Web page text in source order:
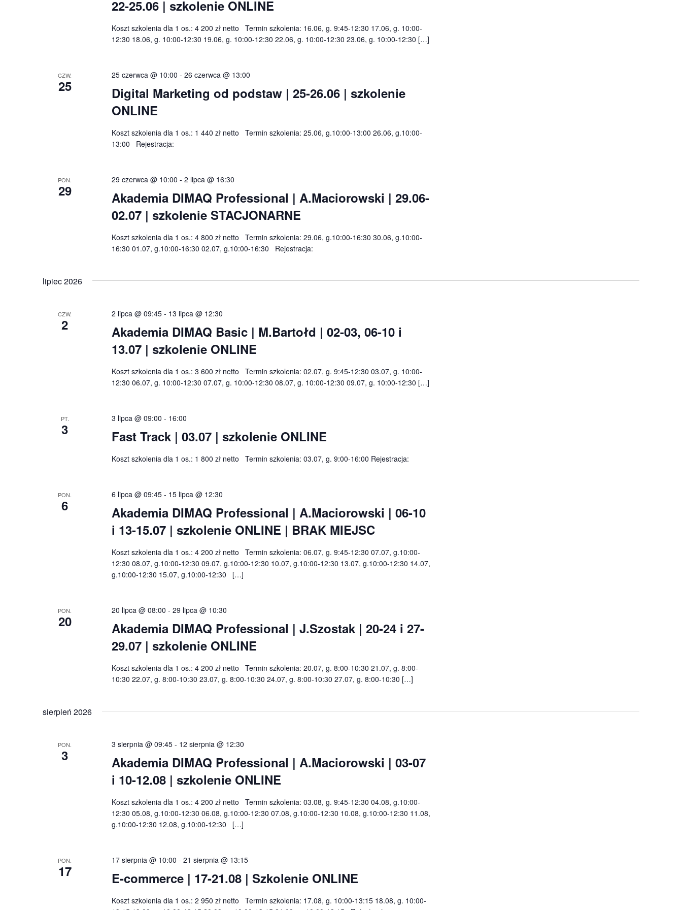
22-25.06 | szkolenie ONLINE
Koszt szkolenia dla 1 os.: 4 200 zł netto Termin szkolenia: 16.06, g. 9:45-12:30 17.06, g. 10:00-
12:30 18.06, g. 10:00-12:30 19.06, g. 10:00-12:30 22.06, g. 10:00-12:30 23.06, g. 10:00-12:30 […]
CZW.
25
Digital Marketing od podstaw | 25-26.06 | szkolenie
ONLINE
25 czerwca @ 10:00 - 26 czerwca @ 13:00
Koszt szkolenia dla 1 os.: 1 440 zł netto Termin szkolenia: 25.06, g.10:00-13:00 26.06, g.10:00-
13:00 Rejestracja:
PON.
29
Akademia DIMAQ Professional | A.Maciorowski | 29.06-
02.07 | szkolenie STACJONARNE
29 czerwca @ 10:00 - 2 lipca @ 16:30
Koszt szkolenia dla 1 os.: 4 800 zł netto Termin szkolenia: 29.06, g.10:00-16:30 30.06, g.10:00-
16:30 01.07, g.10:00-16:30 02.07, g.10:00-16:30 Rejestracja:
lipiec 2026
CZW.
2
Akademia DIMAQ Basic | M.Bartołd | 02-03, 06-10 i
13.07 | szkolenie ONLINE
2 lipca @ 09:45- 13 lipca @ 12:30
Koszt szkolenia dla 1 os.: 3 600 zł netto Termin szkolenia: 02.07, g. 9:45-12:30 03.07, g. 10:00-
12:30 06.07, g. 10:00-12:30 07.07, g. 10:00-12:30 08.07, g. 10:00-12:30 09.07, g. 10:00-12:30 […]
PT.
3 Fast Track | 03.07 | szkolenie ONLINE
3 lipca @ 09:00 - 16:00
Koszt szkolenia dla 1 os.: 1 800 zł netto Termin szkolenia: 03.07, g. 9:00-16:00 Rejestracja:
PON.
6
Akademia DIMAQ Professional | A.Maciorowski | 06-10
i 13-15.07 | szkolenie ONLINE | BRAK MIEJSC
6 lipca @ 09:45- 15 lipca @ 12:30
Koszt szkolenia dla 1 os.: 4 200 zł netto Termin szkolenia: 06.07, g. 9:45-12:30 07.07, g.10:00-
12:30 08.07, g.10:00-12:30 09.07, g.10:00-12:30 10.07, g.10:00-12:30 13.07, g.10:00-12:30 14.07,
g.10:00-12:30 15.07, g.10:00-12:30 […]
PON.
20
Akademia DIMAQ Professional | J.Szostak | 20-24 i 27-
29.07 | szkolenie ONLINE
20 lipca @ 08:00 - 29 lipca @ 10:30
Koszt szkolenia dla 1 os.: 4 200 zł netto Termin szkolenia: 20.07, g. 8:00-10:30 21.07, g. 8:00-
10:30 22.07, g. 8:00-10:30 23.07, g. 8:00-10:30 24.07, g. 8:00-10:30 27.07, g. 8:00-10:30 […]
sierpień 2026
PON.
3
Akademia DIMAQ Professional | A.Maciorowski | 03-07
i 10-12.08 | szkolenie ONLINE
3 sierpnia @ 09:45- 12 sierpnia @ 12:30
Koszt szkolenia dla 1 os.: 4 200 zł netto Termin szkolenia: 03.08, g. 9:45-12:30 04.08, g.10:00-
12:30 05.08, g.10:00-12:30 06.08, g.10:00-12:30 07.08, g.10:00-12:30 10.08, g.10:00-12:30 11.08,
g.10:00-12:30 12.08, g.10:00-12:30 […]
PON.
17 E-commerce | 17-21.08 | Szkolenie ONLINE
17 sierpnia @ 10:00 - 21 sierpnia @ 13:15
Koszt szkolenia dla 1 os.: 2 950 zł netto Termin szkolenia: 17.08, g. 10:00-13:15 18.08, g. 10:00-